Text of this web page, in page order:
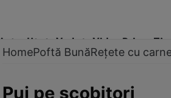
Actualitate Vedete Video Prime Time
HomePoftă BunăRețete cu
Pui pe scobitori